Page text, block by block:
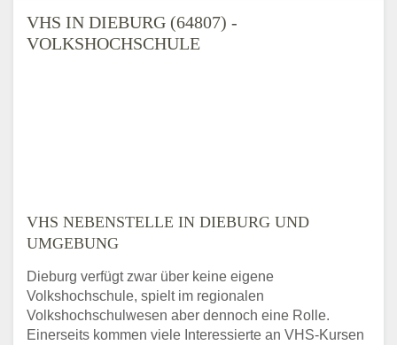
VHS IN DIEBURG (64807) -
VOLKSHOCHSCHULE
VHS NEBENSTELLE IN DIEBURG UND
UMGEBUNG
Dieburg verfügt zwar über keine eigene
Volkshochschule, spielt im regionalen
Volkshochschulwesen aber dennoch eine Rolle.
Einerseits kommen viele Interessierte an VHS-Kursen